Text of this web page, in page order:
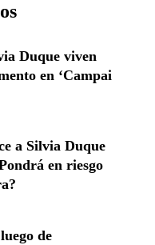
Duque viven
en ‘Campai
a Silvia Duque
en riesgo
de